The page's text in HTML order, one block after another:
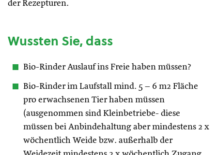
der Rezepturen.
Wussten Sie, dass
Bio-Rinder Auslauf ins Freie haben müssen?
Bio-Rinder im Laufstall mind. 5 – 6 m2 Fläche
pro erwachsenen Tier haben müssen
(ausgenommen sind Kleinbetriebe- diese
müssen bei Anbindehaltung aber mindestens 2 x
wöchentlich Weide bzw. außerhalb der